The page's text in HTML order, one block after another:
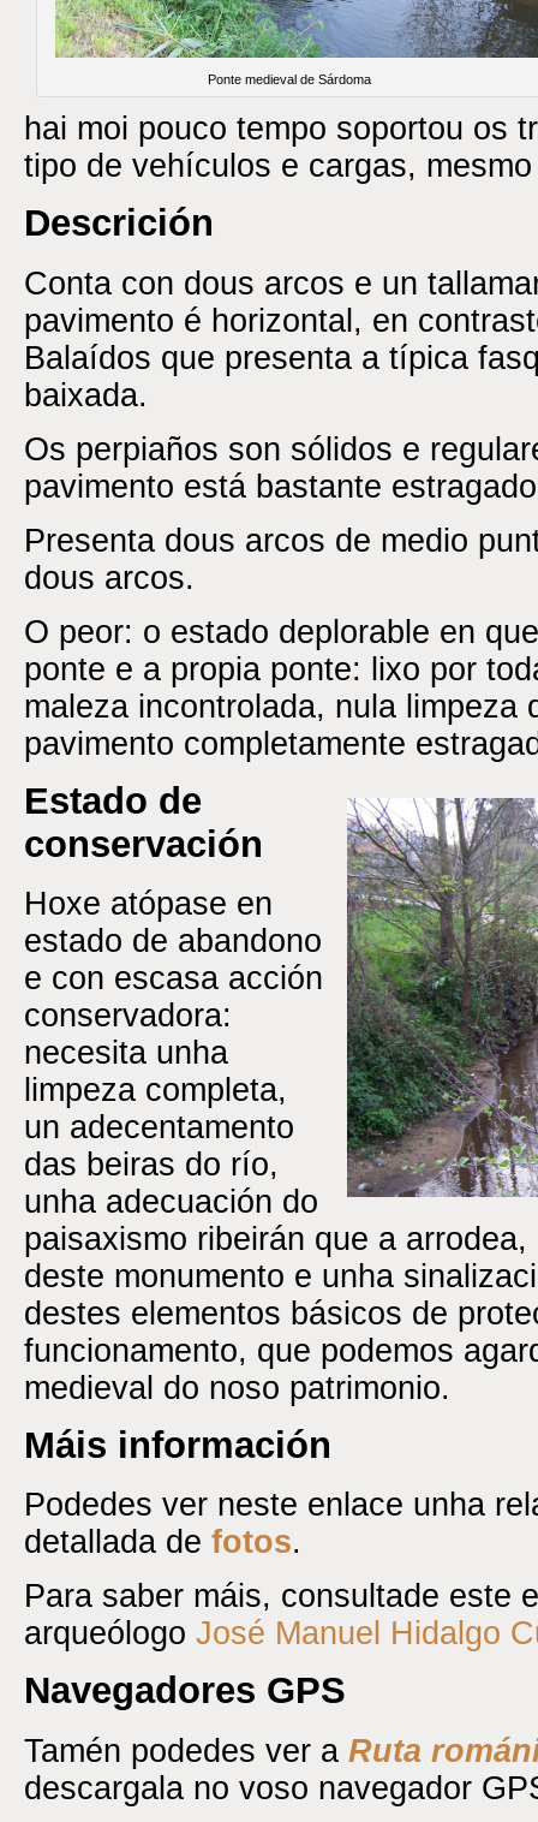
Ponte medieval de Sárdoma
hai moi pouco tempo soportou os
tipo de vehículos e cargas,
Descrición
Conta con dous arcos e un
pavimento é horizontal, en
Balaídos que presenta a típica
baixada.
Os perpiaños son sólidos e
pavimento está bastante
Presenta dous arcos de medio
dous arcos.
O peor: o estado deplorable en
ponte e a propia ponte: lixo por
maleza incontrolada, nula limpeza
pavimento completamente
Estado de
conservación
Hoxe atópase en
estado de abandono
e con escasa acción
conservadora:
necesita unha
limpeza completa,
un adecentamento
das beiras do río,
unha adecuación do
paisaxismo ribeirán que a
deste monumento e unha
destes elementos básicos de
funcionamento, que podemos
medieval do noso patrimonio.
Máis información
Podedes ver neste enlace unha
detallada de fotos.
Para saber máis, consultade este
arqueólogo José Manuel Hidalgo
Navegadores GPS
Tamén podedes ver a Ruta
descargala no voso navegador